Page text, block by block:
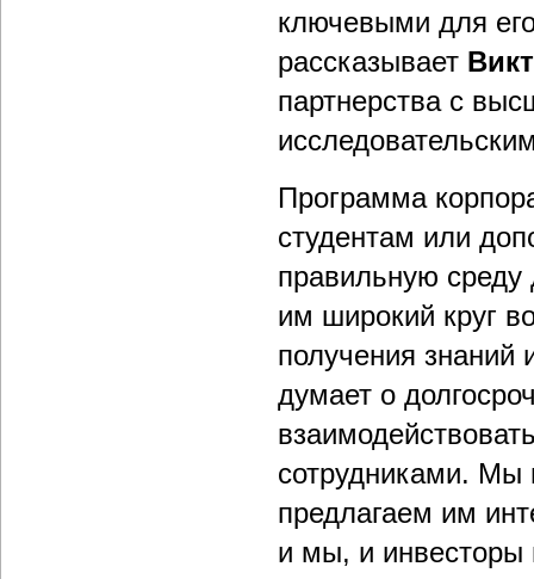
ключевыми для
рассказывает
партнерства с
Программа
студентам или
правильную среду
им широкий круг
получения знаний
думает о
сотрудниками. Мы
предлагаем им
и мы, и инвесторы